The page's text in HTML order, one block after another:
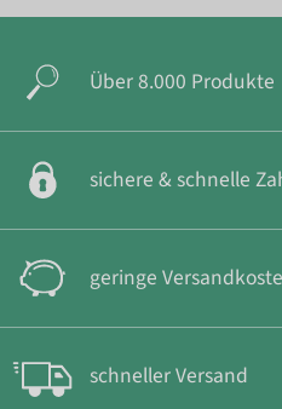
Über 8.000 Produkte
sichere & schnelle
geringe
schneller Versand